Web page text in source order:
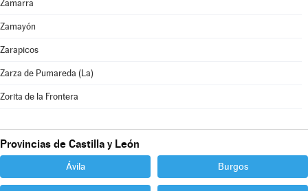
Zamarra
Zamayón
Zarapicos
Zarza de Pumareda (La)
Zorita de la Frontera
Provincias de Castilla y León
Ávila Burgos